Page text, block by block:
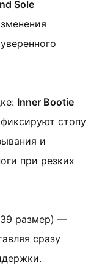
Sole
Inner Bootie
фиксируют стопу
и
при резких
размер) —
сразу